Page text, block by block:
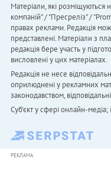
Матеріали, які розміщуються
компаній" / "Пресреліз" /
правах реклами. Редакція
представлені. Матеріали з
редакція бере участь у
висловлені у цих матеріалах.
Редакція не несе
оприлюднені у рекламних
законодавством,
Cуб'єкт у сфері онлайн-
РЕКЛАМА